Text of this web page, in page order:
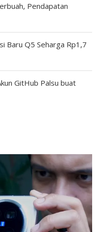
Pendapatan
Baru Q5 Seharga Rp1,7
GitHub Palsu buat